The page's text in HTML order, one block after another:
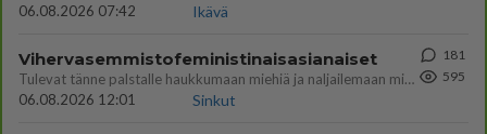
06.08.2026 07:42
Ikävä
Vihervasemmistofeministinaisasianaiset
Tulevat tänne palstalle haukkumaan miehiä ja naljailemaan miehelle, kehuvat olevansa heitä parempia. Itse asuvat MIEHE
06.08.2026 12:01
Sinkut
181
595